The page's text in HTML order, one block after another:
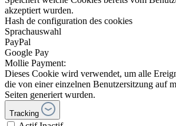
akzeptiert wurden.
Hash de configuration des cookies
Sprachauswahl
PayPal
Google Pay
Mollie Payment:
Dieses Cookie wird verwendet, um alle
die von einer einzelnen Benutzersitzung auf
Seiten generiert wurden.
Tracking